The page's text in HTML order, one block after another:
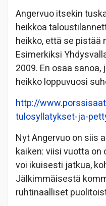
Angervuo itsekin
heikkoa
heikko, että se
Esimerkiksi
2009. En osaa
heikko loppuvuosi
http://
tulosyllatykset-ja-
Nyt Angervuo on siis
kaiken: viisi vuotta on
voi ikuisesti jatkua,
Jälkimmäisestä
ruhtinaalliset